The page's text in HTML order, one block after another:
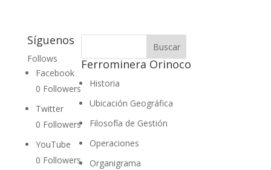
Síguenos
Follows
Facebook
0 Followers
Twitter
0 Followers
YouTube
0 Followers
Ferrominera Orinoco
Historia
Ubicación Geográfica
Filosofía de Gestión
Operaciones
Organigrama